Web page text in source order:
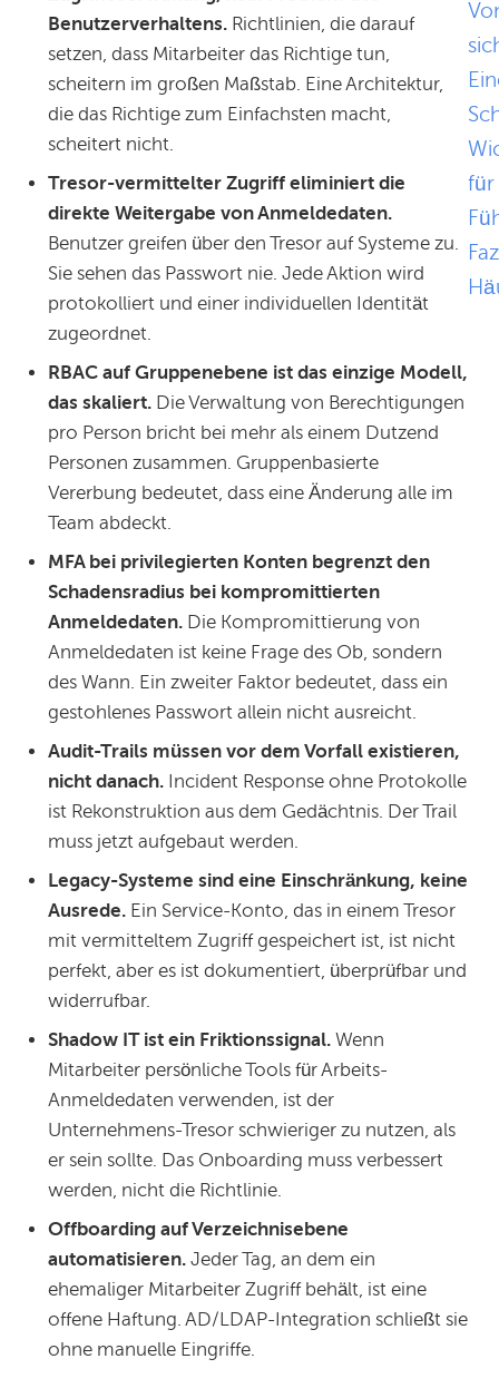
Benutzerverhaltens. Richtlinien, die darauf
setzen, dass Mitarbeiter das Richtige tun,
scheitern im großen Maßstab. Eine Architektur,
die das Richtige zum Einfachsten macht,
scheitert nicht.
Tresor-vermittelter Zugriff eliminiert die
direkte Weitergabe von Anmeldedaten.
Benutzer greifen über den Tresor auf Systeme zu.
Sie sehen das Passwort nie. Jede Aktion wird
protokolliert und einer individuellen Identität
zugeordnet.
RBAC auf Gruppenebene ist das einzige Modell,
das skaliert. Die Verwaltung von Berechtigungen
pro Person bricht bei mehr als einem Dutzend
Personen zusammen. Gruppenbasierte
Vererbung bedeutet, dass eine Änderung alle im
Team abdeckt.
MFA bei privilegierten Konten begrenzt den
Schadensradius bei kompromittierten
Anmeldedaten. Die Kompromittierung von
Anmeldedaten ist keine Frage des Ob, sondern
des Wann. Ein zweiter Faktor bedeutet, dass ein
gestohlenes Passwort allein nicht ausreicht.
Audit-Trails müssen vor dem Vorfall existieren,
nicht danach. Incident Response ohne Protokolle
ist Rekonstruktion aus dem Gedächtnis. Der Trail
muss jetzt aufgebaut werden.
Legacy-Systeme sind eine Einschränkung, keine
Ausrede. Ein Service-Konto, das in einem Tresor
mit vermitteltem Zugriff gespeichert ist, ist nicht
perfekt, aber es ist dokumentiert, überprüfbar und
widerrufbar.
Shadow IT ist ein Friktionssignal. Wenn
Mitarbeiter persönliche Tools für Arbeits-
Anmeldedaten verwenden, ist der
Unternehmens-Tresor schwieriger zu nutzen, als
er sein sollte. Das Onboarding muss verbessert
werden, nicht die Richtlinie.
Offboarding auf Verzeichnisebene
automatisieren. Jeder Tag, an dem ein
ehemaliger Mitarbeiter Zugriff behält, ist eine
offene Haftung. AD/LDAP-Integration schließt sie
ohne manuelle Eingriffe.
für